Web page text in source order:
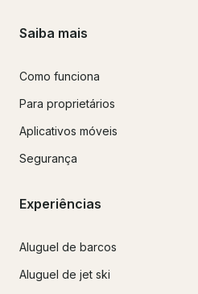
Saiba mais
Como funciona
Para proprietários
Aplicativos móveis
Segurança
Experiências
Aluguel de barcos
Aluguel de jet ski